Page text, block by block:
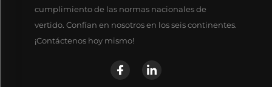
cumplimiento de las normas nacionales de
vertido. Confían en nosotros en los seis continentes.
¡Contáctenos hoy mismo!